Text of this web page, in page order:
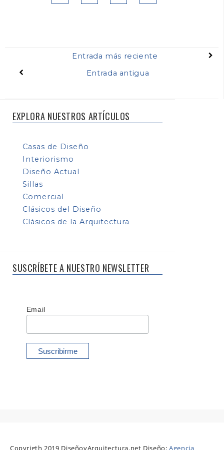
Entrada más reciente
Entrada antigua
EXPLORA NUESTROS ARTÍCULOS
Casas de Diseño
Interiorismo
Diseño Actual
Sillas
Comercial
Clásicos del Diseño
Clásicos de la Arquitectura
SUSCRÍBETE A NUESTRO NEWSLETTER
Email
Copyrigth 2019 DiseñoyArquitectura.net Diseño:Agencia